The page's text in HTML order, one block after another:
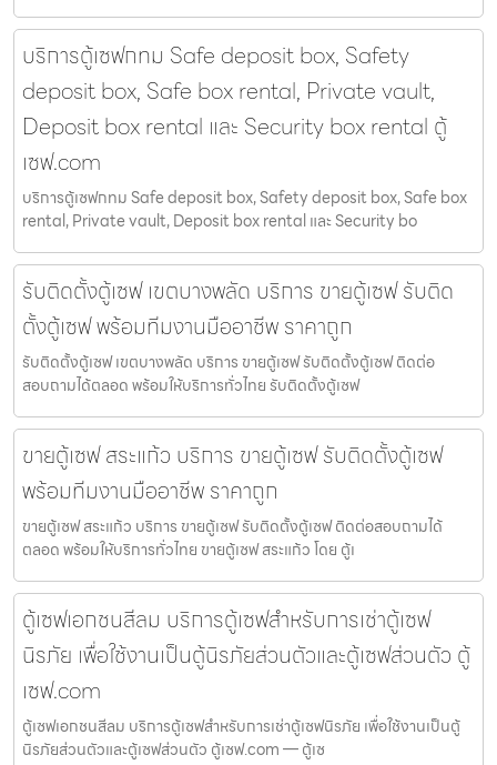
บริการตู้เซฟกทม Safe deposit box, Safety
deposit box, Safe box rental, Private vault,
Deposit box rental และ Security box rental ตู้
เซฟ.com
บริการตู้เซฟกทม Safe deposit box, Safety deposit box, Safe box
rental, Private vault, Deposit box rental และ Security bo
รับติดตั้งตู้เซฟ เขตบางพลัด บริการ ขายตู้เซฟ รับติด
ตั้งตู้เซฟ พร้อมทีมงานมืออาชีพ ราคาถูก
รับติดตั้งตู้เซฟ เขตบางพลัด บริการ ขายตู้เซฟ รับติดตั้งตู้เซฟ ติดต่อ
สอบถามได้ตลอด พร้อมให้บริการทั่วไทย รับติดตั้งตู้เซฟ
ขายตู้เซฟ สระแก้ว บริการ ขายตู้เซฟ รับติดตั้งตู้เซฟ
พร้อมทีมงานมืออาชีพ ราคาถูก
ขายตู้เซฟ สระแก้ว บริการ ขายตู้เซฟ รับติดตั้งตู้เซฟ ติดต่อสอบถามได้
ตลอด พร้อมให้บริการทั่วไทย ขายตู้เซฟ สระแก้ว โดย ตู้เ
ตู้เซฟเอกชนสีลม บริการตู้เซฟสำหรับการเช่าตู้เซฟ
นิรภัย เพื่อใช้งานเป็นตู้นิรภัยส่วนตัวและตู้เซฟส่วนตัว ตู้
เซฟ.com
ตู้เซฟเอกชนสีลม บริการตู้เซฟสำหรับการเช่าตู้เซฟนิรภัย เพื่อใช้งานเป็นตู้
นิรภัยส่วนตัวและตู้เซฟส่วนตัว ตู้เซฟ.com — ตู้เซ